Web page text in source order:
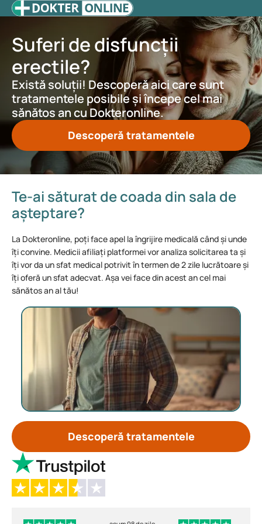
Suferi de disfuncții
erectile?
Există soluții! Descoperă aici care sunt
tratamentele posibile și începe cel mai
sănătos an cu Dokteronline.
Descoperă tratamentele
Te-ai săturat de coada din sala de
așteptare?
La Dokteronline, poți face apel la îngrijire medicală când și unde
îți convine. Medicii afiliați platformei vor analiza solicitarea ta și
îți vor da un sfat medical potrivit în termen de 2 zile lucrătoare și
îți oferă un sfat adecvat. Așa vei face din acest an cel mai
sănătos an al tău!
Descoperă tratamentele